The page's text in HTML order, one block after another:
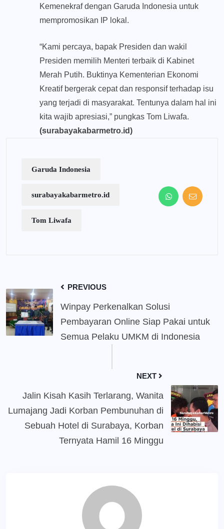
Kemenekraf dengan Garuda Indonesia untuk
mempromosikan IP lokal.
“Kami percaya, bapak Presiden dan wakil
Presiden memilih Menteri terbaik di Kabinet
Merah Putih. Buktinya Kementerian Ekonomi
Kreatif bergerak cepat dan responsif terhadap isu
yang terjadi di masyarakat. Tentunya dalam hal ini
kita wajib apresiasi,” pungkas Tom Liwafa.
(surabayakabarmetro.id)
Garuda Indonesia
surabayakabarmetro.id
Tom Liwafa
PREVIOUS
Winpay Perkenalkan Solusi
Pembayaran Online Siap Pakai untuk
Semua Pelaku UMKM di Indonesia
NEXT
Jalin Kisah Kasih Terlarang, Wanita
Lumajang Jadi Korban Pembunuhan di
Sebuah Hotel di Surabaya, Korban
Ternyata Hamil 16 Minggu